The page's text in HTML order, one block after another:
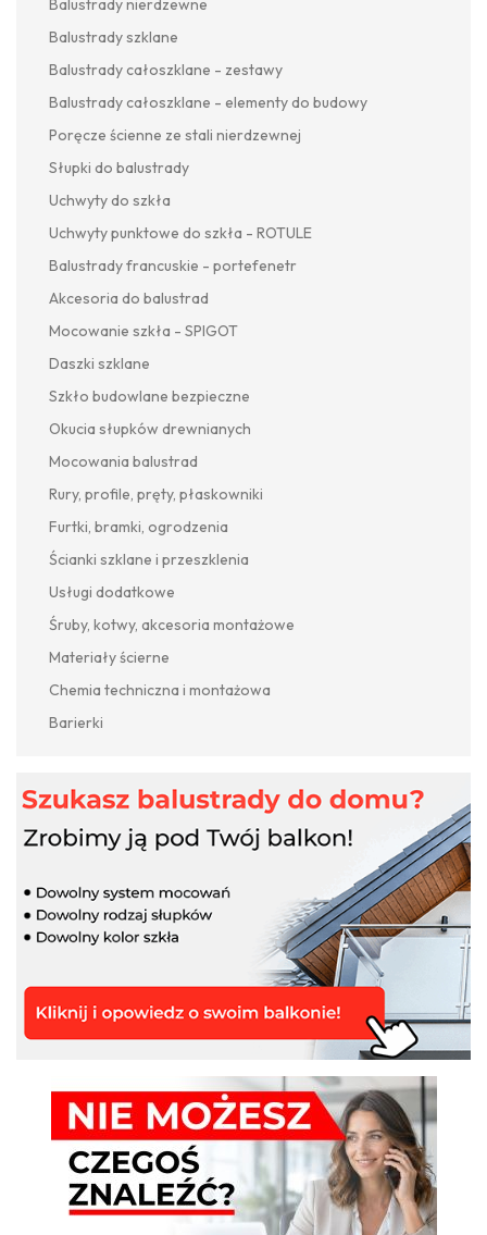
Balustrady nierdzewne
Balustrady szklane
Balustrady całoszklane - zestawy
Balustrady całoszklane - elementy do budowy
Poręcze ścienne ze stali nierdzewnej
Słupki do balustrady
Uchwyty do szkła
Uchwyty punktowe do szkła - ROTULE
Balustrady francuskie - portefenetr
Akcesoria do balustrad
Mocowanie szkła - SPIGOT
Daszki szklane
Szkło budowlane bezpieczne
Okucia słupków drewnianych
Mocowania balustrad
Rury, profile, pręty, płaskowniki
Furtki, bramki, ogrodzenia
Ścianki szklane i przeszklenia
Usługi dodatkowe
Śruby, kotwy, akcesoria montażowe
Materiały ścierne
Chemia techniczna i montażowa
Barierki